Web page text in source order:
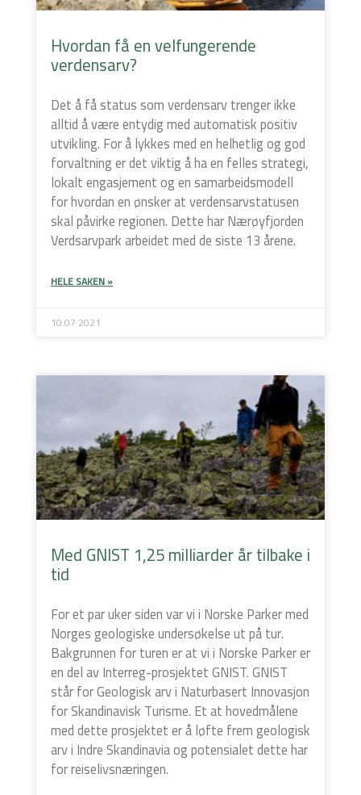
Hvordan få en velfungerende
verdensarv?
Det å få status som verdensarv trenger ikke
alltid å være entydig med automatisk positiv
utvikling. For å lykkes med en helhetlig og god
forvaltning er det viktig å ha en felles strategi,
lokalt engasjement og en samarbeidsmodell
for hvordan en ønsker at verdensarvstatusen
skal påvirke regionen. Dette har Nærøyfjorden
Verdsarvpark arbeidet med de siste 13 årene.
HELE SAKEN »
10.07 2021
Med GNIST 1,25 milliarder år tilbake i
tid
For et par uker siden var vi i Norske Parker med
Norges geologiske undersøkelse ut på tur.
Bakgrunnen for turen er at vi i Norske Parker er
en del av Interreg-prosjektet GNIST. GNIST
står for Geologisk arv i Naturbasert Innovasjon
for Skandinavisk Turisme. Et at hovedmålene
med dette prosjektet er å løfte frem geologisk
arv i Indre Skandinavia og potensialet dette har
for reiselivsnæringen.